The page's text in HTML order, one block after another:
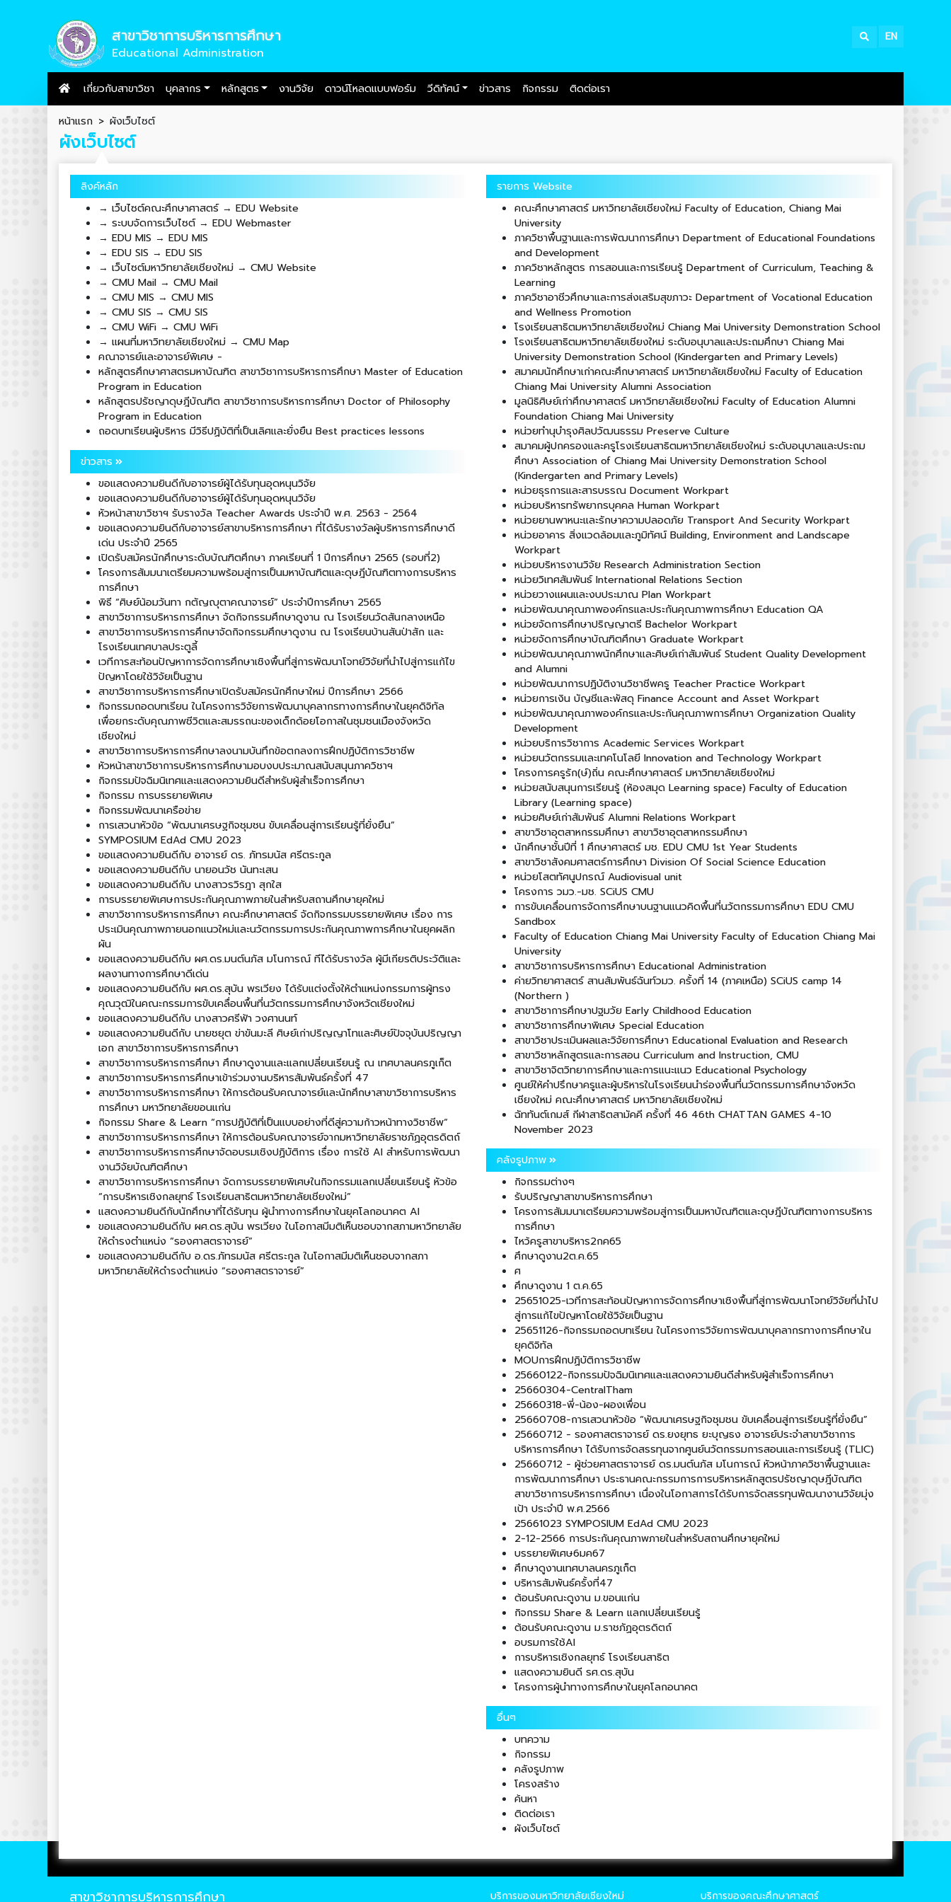
สาขาวิชาการบริหารการศึกษา
Educational Administration
EN
เกี่ยวกับสาขาวิชา บุคลากร หลักสูตร งานวิจัย ดาวน์โหลดแบบฟอร์ม วีดิทัศน์ ข่าวสาร กิจกรรม ติดต่อเรา
หน้าแรก ผังเว็บไซต์
ผังเว็บไซต์
ลิงค์หลัก
→ เว็บไซต์คณะศึกษาศาสตร์ → EDU Website
→ ระบบจัดการเว็บไซต์ → EDU Webmaster
→ EDU MIS → EDU MIS
→ EDU SIS → EDU SIS
→ เว็บไซต์มหาวิทยาลัยเชียงใหม่ → CMU Website
→ CMU Mail → CMU Mail
→ CMU MIS → CMU MIS
→ CMU SIS → CMU SIS
→ CMU WiFi → CMU WiFi
→ แผนที่มหาวิทยาลัยเชียงใหม่ → CMU Map
คณาจารย์และอาจารย์พิเศษ -
หลักสูตรศึกษาศาสตรมหาบัณฑิต สาขาวิชาการบริหารการศึกษา Master of Education
Program in Education
หลักสูตรปรัชญาดุษฎีบัณฑิต สาขาวิชาการบริหารการศึกษา Doctor of Philosophy
Program in Education
ถอดบทเรียนผู้บริหาร มีวิธีปฏิบัติที่เป็นเลิศเเละยั่งยืน Best practices lessons
ข่าวสาร
ขอแสดงความยินดีกับอาจารย์ผู้ได้รับทุนอุดหนุนวิจัย
ขอแสดงความยินดีกับอาจารย์ผู้ได้รับทุนอุดหนุนวิจัย
หัวหน้าสาขาวิชาฯ รับรางวัล Teacher Awards ประจำปี พ.ศ. 2563 - 2564
ขอแสดงความยินดีกับอาจารย์สาขาบริหารการศึกษา ที่ได้รับรางวัลผู้บริหารการศึกษาดี
เด่น ประจำปี 2565
เปิดรับสมัครนักศึกษาระดับบัณฑิตศึกษา ภาคเรียนที่ 1 ปีการศึกษา 2565 (รอบที่2)
โครงการสัมมนาเตรียมความพร้อมสู่การเป็นมหาบัณฑิตและดุษฎีบัณฑิตทางการบริหาร
การศึกษา
พิธี “ศิษย์น้อมวันทา กตัญญุตาคณาจารย์” ประจำปีการศึกษา 2565
สาขาวิชาการบริหารการศึกษา จัดกิจกรรมศึกษาดูงาน ณ โรงเรียนวัดสันกลางเหนือ
สาขาวิชาการบริหารการศึกษาจัดกิจกรรมศึกษาดูงาน ณ โรงเรียนบ้านสันป่าสัก และ
โรงเรียนเทศบาลประตูลี้
เวทีการสะท้อนปัญหาการจัดการศึกษาเชิงพื้นที่สู่การพัฒนาโจทย์วิจัยที่นำไปสู่การแก้ไข
ปัญหาโดยใช้วิจัยเป็นฐาน
สาขาวิชาการบริหารการศึกษาเปิดรับสมัครนักศึกษาใหม่ ปีการศึกษา 2566
กิจกรรมถอดบทเรียน ในโครงการวิจัยการพัฒนาบุคลากรทางการศึกษาในยุคดิจิทัล
เพื่อยกระดับคุณภาพชีวิตและสมรรถนะของเด็กด้อยโอกาสในชุมชนเมืองจังหวัด
เชียงใหม่
สาขาวิชาการบริหารการศึกษาลงนามบันทึกข้อตกลงการฝึกปฏิบัติการวิชาชีพ
หัวหน้าสาขาวิชาการบริหารการศึกษามอบงบประมาณสนับสนุนภาควิชาฯ
กิจกรรมปัจฉิมนิเทศและแสดงความยินดีสำหรับผู้สำเร็จการศึกษา
กิจกรรม การบรรยายพิเศษ
กิจกรรมพัฒนาเครือข่าย
การเสวนาหัวข้อ “พัฒนาเศรษฐกิจชุมชน ขับเคลื่อนสู่การเรียนรู้ที่ยั่งยืน”
SYMPOSIUM EdAd CMU 2023
ขอแสดงความยินดีกับ อาจารย์ ดร. ภัทรมนัส ศรีตระกูล
ขอแสดงความยินดีกับ นายอนวัช นันทะเสน
ขอแสดงความยินดีกับ นางสาวรวิรฎา สุกใส
การบรรยายพิเศษการประกันคุณภาพภายในสำหรับสถานศึกษายุคใหม่
สาขาวิชาการบริหารการศึกษา คณะศึกษาศาสตร์ จัดกิจกรรมบรรยายพิเศษ เรื่อง การ
ประเมินคุณภาพภายนอกแนวใหม่และนวัตกรรมการประกันคุณภาพการศึกษาในยุคผลิก
ผัน
ขอแสดงความยินดีกับ ผศ.ดร.มนต์นภัส มโนการณ์ ทีไ่ด้รับรางวัล ผู้มีเกียรติประวัติและ
ผลงานทางการศึกษาดีเด่น
ขอแสดงความยินดีกับ ผศ.ดร.สุบัน พรเวียง ได้รับแต่งตั้งให้ตำแหน่งกรรมการผู้ทรง
คุณวุฒิในคณะกรรมการขับเคลื่อนพื้นที่นวัตกรรมการศึกษาจังหวัดเชียงใหม่
ขอแสดงความยินดีกับ นางสาวศรีฟ้า วงศานนท์
ขอแสดงความยินดีกับ นายชยุต ข่าขันมะลี ศิษย์เก่าปริญญาโทและศิษย์ปัจจุบันปริญญา
เอก สาขาวิชาการบริหารการศึกษา
สาขาวิชาการบริหารการศึกษา ศึกษาดูงานและแลกเปลี่ยนเรียนรู้ ณ เทศบาลนครภูเก็ต
สาขาวิชาการบริหารการศึกษาเข้าร่วมงานบริหารสัมพันธ์ครั้งที่ 47
สาขาวิชาการบริหารการศึกษา ให้การต้อนรับคณาจารย์และนักศึกษาสาขาวิชาการบริหาร
การศึกษา มหาวิทยาลัยขอนแก่น
กิจกรรม Share & Learn “การปฏิบัติที่เป็นแบบอย่างที่ดีสู่ความก้าวหน้าทางวิชาชีพ“
สาขาวิชาการบริหารการศึกษา ให้การต้อนรับคณาจารย์จากมหาวิทยาลัยราชภัฏอุตรดิตถ์
สาขาวิชาการบริหารการศึกษาจัดอบรมเชิงปฏิบัติการ เรื่อง การใช้ AI สำหรับการพัฒนา
งานวิจัยบัณฑิตศึกษา
สาขาวิชาการบริหารการศึกษา จัดการบรรยายพิเศษในกิจกรรมแลกเปลี่ยนเรียนรู้ หัวข้อ
“การบริหารเชิงกลยุทธ์ โรงเรียนสาธิตมหาวิทยาลัยเชียงใหม่”
แสดงความยินดีกับนักศึกษาที่ได้รับทุน ผู้นำทางการศึกษาในยุคโลกอนาคต AI
ขอแสดงความยินดีกับ ผศ.ดร.สุบัน พรเวียง ในโอกาสมีมติเห็นชอบจากสภามหาวิทยาลัย
ให้ดำรงตำแหน่ง “รองศาสตราจารย์”
ขอแสดงความยินดีกับ อ.ดร.ภัทรมนัส ศรีตระกูล ในโอกาสมีมติเห็นชอบจากสภา
มหาวิทยาลัยให้ดำรงตำแหน่ง “รองศาสตราจารย์”
รายการ Website
คณะศึกษาศาสตร์ มหาวิทยาลัยเชียงใหม่ Faculty of Education, Chiang Mai
University
ภาควิชาพื้นฐานและการพัฒนาการศึกษา Department of Educational Foundations
and Development
ภาควิชาหลักสูตร การสอนและการเรียนรู้ Department of Curriculum, Teaching &
Learning
ภาควิชาอาชีวศึกษาและการส่งเสริมสุขภาวะ Department of Vocational Education
and Wellness Promotion
โรงเรียนสาธิตมหาวิทยาลัยเชียงใหม่ Chiang Mai University Demonstration School
โรงเรียนสาธิตมหาวิทยาลัยเชียงใหม่ ระดับอนุบาลและประถมศึกษา Chiang Mai
University Demonstration School (Kindergarten and Primary Levels)
สมาคมนักศึกษาเก่าคณะศึกษาศาสตร์ มหาวิทยาลัยเชียงใหม่ Faculty of Education
Chiang Mai University Alumni Association
มูลนิธิศิษย์เก่าศึกษาศาสตร์ มหาวิทยาลัยเชียงใหม่ Faculty of Education Alumni
Foundation Chiang Mai University
หน่วยทำนุบำรุงศิลปวัฒนธรรม Preserve Culture
สมาคมผู้ปกครองและครูโรงเรียนสาธิตมหาวิทยาลัยเชียงใหม่ ระดับอนุบาลและประถม
ศึกษา Association of Chiang Mai University Demonstration School
(Kindergarten and Primary Levels)
หน่วยธุรการและสารบรรณ Document Workpart
หน่วยบริหารทรัพยากรบุคคล Human Workpart
หน่วยยานพาหนะและรักษาความปลอดภัย Transport And Security Workpart
หน่วยอาคาร สิ่งแวดล้อมและภูมิทัศน์ Building, Environment and Landscape
Workpart
หน่วยบริหารงานวิจัย Research Administration Section
หน่วยวิเทศสัมพันธ์ International Relations Section
หน่วยวางแผนและงบประมาณ Plan Workpart
หน่วยพัฒนาคุณภาพองค์กรและประกันคุณภาพการศึกษา Education QA
หน่วยจัดการศึกษาปริญญาตรี Bachelor Workpart
หน่วยจัดการศึกษาบัณฑิตศึกษา Graduate Workpart
หน่วยพัฒนาคุณภาพนักศึกษาและศิษย์เก่าสัมพันธ์ Student Quality Development
and Alumni
หน่วยพัฒนาการปฏิบัติงานวิชาชีพครู Teacher Practice Workpart
หน่วยการเงิน บัญชีและพัสดุ Finance Account and Asset Workpart
หน่วยพัฒนาคุณภาพองค์กรและประกันคุณภาพการศึกษา Organization Quality
Development
หน่วยบริการวิชาการ Academic Services Workpart
หน่วยนวัตกรรมและเทคโนโลยี Innovation and Technology Workpart
โครงการครูรัก(ษ์)ถิ่น คณะศึกษาศาสตร์ มหาวิทยาลัยเชียงใหม่
หน่วยสนับสนุนการเรียนรู้ (ห้องสมุด Learning space) Faculty of Education
Library (Learning space)
หน่วยศิษย์เก่าสัมพันธ์ Alumni Relations Workpart
สาขาวิชาอุตสาหกรรมศึกษา สาขาวิชาอุตสาหกรรมศึกษา
นักศึกษาชั้นปีที่ 1 ศึกษาศาสตร์ มช. EDU CMU 1st Year Students
สาขาวิชาสังคมศาสตร์การศึกษา Division Of Social Science Education
หน่วยโสตทัศนูปกรณ์ Audiovisual unit
โครงการ วมว.-มช. SCiUS CMU
การขับเคลื่อนการจัดการศึกษาบนฐานแนวคิดพื้นที่นวัตกรรมการศึกษา EDU CMU
Sandbox
Faculty of Education Chiang Mai University Faculty of Education Chiang Mai
University
สาขาวิชาการบริหารการศึกษา Educational Administration
ค่ายวิทยาศาสตร์ สานสัมพันธ์ฉันท์วมว. ครั้งที่ 14 (ภาคเหนือ) SCiUS camp 14
(Northern )
สาขาวิชาการศึกษาปฐมวัย Early Childhood Education
สาขาวิชาการศึกษาพิเศษ Special Education
สาขาวิชาประเมินผลและวิจัยการศึกษา Educational Evaluation and Research
สาขาวิชาหลักสูตรและการสอน Curriculum and Instruction, CMU
สาขาวิชาจิตวิทยาการศึกษาและการแนะแนว Educational Psychology
ศูนย์ให้คำปรึกษาครูและผู้บริหารในโรงเรียนนำร่องพื้นที่นวัตกรรมการศึกษาจังหวัด
เชียงใหม่ คณะศึกษาศาสตร์ มหาวิทยาลัยเชียงใหม่
ฉัททันต์เกมส์ กีฬาสาธิตสามัคคี ครั้งที่ 46 46th CHATTAN GAMES 4-10
November 2023
คลังรูปภาพ
กิจกรรมต่างๆ
รับปริญญาสาขาบริหารการศึกษา
โครงการสัมมนาเตรียมความพร้อมสู่การเป็นมหาบัณฑิตและดุษฎีบัณฑิตทางการบริหาร
การศึกษา
ไหว้ครูสาขาบริหาร2กค65
ศึกษาดูงาน2ต.ค.65
ศ
ศึกษาดูงาน 1 ต.ค.65
25651025-เวทีการสะท้อนปัญหาการจัดการศึกษาเชิงพื้นที่สู่การพัฒนาโจทย์วิจัยที่นำไป
สู่การแก้ไขปัญหาโดยใช้วิจัยเป็นฐาน
25651126-กิจกรรมถอดบทเรียน ในโครงการวิจัยการพัฒนาบุคลากรทางการศึกษาใน
ยุคดิจิทัล
MOUการฝึกปฏิบัติการวิชาชีพ
25660122-กิจกรรมปัจฉิมนิเทศและแสดงความยินดีสำหรับผู้สำเร็จการศึกษา
25660304-CentralTham
25660318-พี่-น้อง-ผองเพื่อน
25660708-การเสวนาหัวข้อ “พัฒนาเศรษฐกิจชุมชน ขับเคลื่อนสู่การเรียนรู้ที่ยั่งยืน”
25660712 - รองศาสตราจารย์ ดร.ยงยุทธ ยะบุญธง อาจารย์ประจำสาขาวิชาการ
บริหารการศึกษา ได้รับการจัดสรรทุนจากศูนย์นวัตกรรมการสอนและการเรียนรู้ (TLIC)
25660712 - ผู้ช่วยศาสตราจารย์ ดร.มนต์นภัส มโนการณ์ หัวหน้าภาควิชาพื้นฐานและ
การพัฒนาการศึกษา ประธานคณะกรรมการการบริหารหลักสูตรปรัชญาดุษฎีบัณฑิต
สาขาวิชาการบริหารการศึกษา เนื่องในโอกาสการได้รับการจัดสรรทุนพัฒนางานวิจัยมุ่ง
เป้า ประจำปี พ.ศ.2566
25661023 SYMPOSIUM EdAd CMU 2023
2-12-2566 การประกันคุณภาพภายในสำหรับสถานศึกษายุคใหม่
บรรยายพิเศษ6มค67
ศึกษาดูงานเทศบาลนครภูเก็ต
บริหารสัมพันธ์ครั้งที่47
ต้อนรับคณะดูงาน ม.ขอนแก่น
กิจกรรม Share & Learn แลกเปลี่ยนเรียนรู้
ต้อนรับคณะดูงาน ม.ราชภัฏอุตรดิตถ์
อบรมการใช้AI
การบริหารเชิงกลยุทธ์ โรงเรียนสาธิต
แสดงความยินดี รศ.ดร.สุบัน
โครงการผู้นำทางการศึกษาในยุคโลกอนาคต
อื่นๆ
บทความ
กิจกรรม
คลังรูปภาพ
โครงสร้าง
ค้นหา
ติดต่อเรา
ผังเว็บไซต์
สาขาวิชาการบริหารการศึกษา บริการของมหาวิทยาลัยเชียงใหม่ บริการของคณะศึกษาศาสตร์